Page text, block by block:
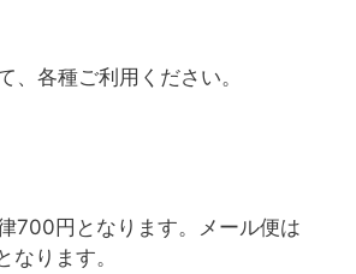
、各種ご利用ください。
700円となります。メール便は
ります。